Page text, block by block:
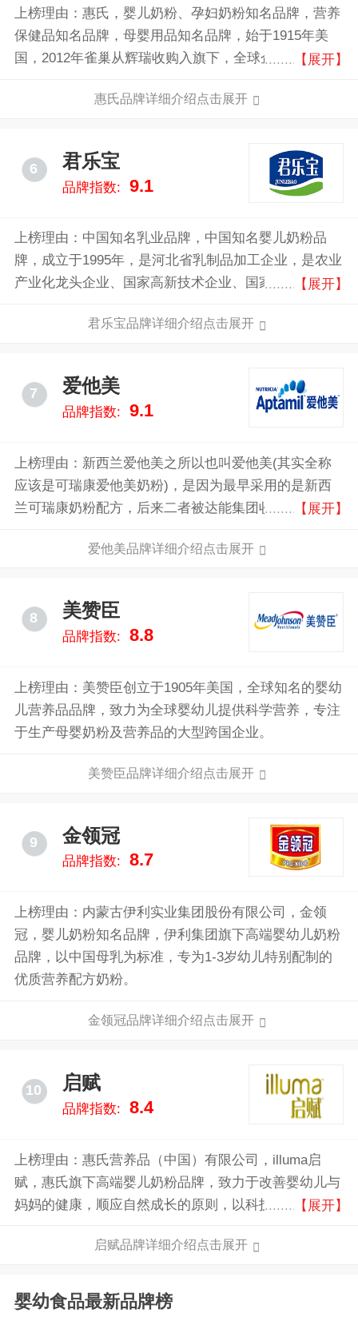
上榜理由：惠氏，婴儿奶粉、孕妇奶粉知名品牌，营养
保健品知名品牌，母婴用品知名品牌，始于1915年美
国，2012年雀巢从辉瑞收购入旗下，全球企业500强，
业界领先的高品质、高安全性的婴幼儿配方奶粉。
【展开】
惠氏品牌详细介绍点击展开
6 君乐宝
品牌指数: 9.1
上榜理由：中国知名乳业品牌，中国知名婴儿奶粉品
牌，成立于1995年，是河北省乳制品加工企业，是农业
产业化龙头企业、国家高新技术企业、国家乳品研发技
提供健康、营养、安全的乳制品。
【展开】
君乐宝品牌详细介绍点击展开
7 爱他美
品牌指数: 9.1
上榜理由：新西兰爱他美之所以也叫爱他美(其实全称
应该是可瑞康爱他美奶粉)，是因为最早采用的是新西
兰可瑞康奶粉配方，后来二者被达能集团收购后，新西
美奶粉配方中最重要的部分也就是近似母乳成分，二者
了配方，相当于是一个升级版配方。
【展开】
爱他美品牌详细介绍点击展开
8 美赞臣
品牌指数: 8.8
上榜理由：美赞臣创立于1905年美国，全球知名的婴幼
儿营养品品牌，致力为全球婴幼儿提供科学营养，专注
于生产母婴奶粉及营养品的大型跨国企业。
美赞臣品牌详细介绍点击展开
9 金领冠
品牌指数: 8.7
上榜理由：内蒙古伊利实业集团股份有限公司，金领
冠，婴儿奶粉知名品牌，伊利集团旗下高端婴幼儿奶粉
品牌，以中国母乳为标准，专为1-3岁幼儿特别配制的
优质营养配方奶粉。
金领冠品牌详细介绍点击展开
10 启赋
品牌指数: 8.4
上榜理由：惠氏营养品（中国）有限公司，illuma启
赋，惠氏旗下高端婴儿奶粉品牌，致力于改善婴幼儿与
妈妈的健康，顺应自然成长的原则，以科技还原自然的
体配方的高端奶粉。
【展开】
启赋品牌详细介绍点击展开
婴幼食品最新品牌榜